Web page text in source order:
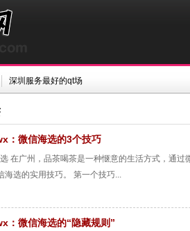
深圳服务最好的qt场
：微信海选的3个技巧
在广州，品茶喝茶是一种惬意的生活方式，通
海选的实用技巧。 第一个技巧...
：微信海选的“隐藏规则”